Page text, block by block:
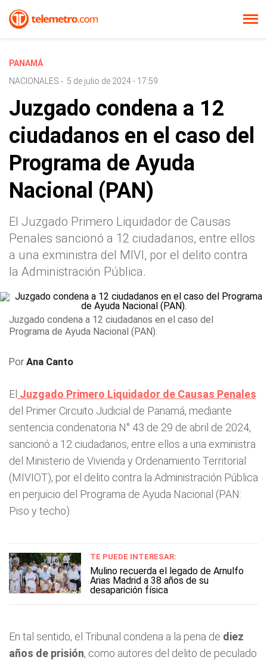
PANAMÁ
NACIONALES - 5 de julio de 2024 - 17:59
Juzgado condena a 12
ciudadanos en el caso del
Programa de Ayuda
Nacional (PAN)
El Juzgado Primero Liquidador de Causas
Penales sancionó a 12 ciudadanos, entre ellos
a una exministra del MIVI, por el delito contra
la Administración Pública.
Juzgado condena a 12 ciudadanos en el caso del
Programa de Ayuda Nacional (PAN).
PorAna Canto
El Juzgado Primero Liquidador de Causas Penales
del Primer Circuito Judicial de Panamá, mediante
sentencia condenatoria N° 43 de 29 de abril de 2024,
sancionó a 12 ciudadanos, entre ellos a una exministra
del Ministerio de Vivienda y Ordenamiento Territorial
(MIVIOT), por el delito contra la Administración Pública
en perjuicio del Programa de Ayuda Nacional (PAN:
Piso y techo).
TE PUEDE INTERESAR:
Mulino recuerda el legado de Arnulfo
Arias Madrid a 38 años de su
desaparición física
En tal sentido, el Tribunal condena a la pena de diez
años de prisión, como autores del delito de peculado